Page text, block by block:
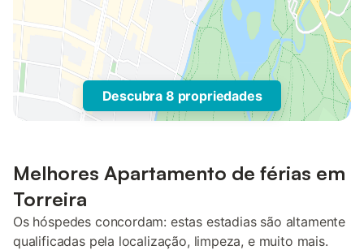
Descubra 8 propriedades
Melhores Apartamento de férias em
Torreira
Os hóspedes concordam: estas estadias são altamente
qualificadas pela localização, limpeza, e muito mais.